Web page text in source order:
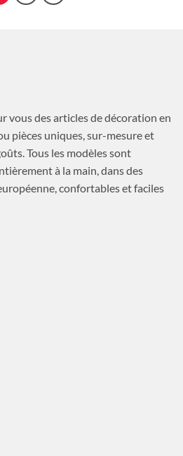
vous des articles de décoration en
pièces uniques, sur-mesure et
Tous les modèles sont
à la main, dans des
confortables et faciles